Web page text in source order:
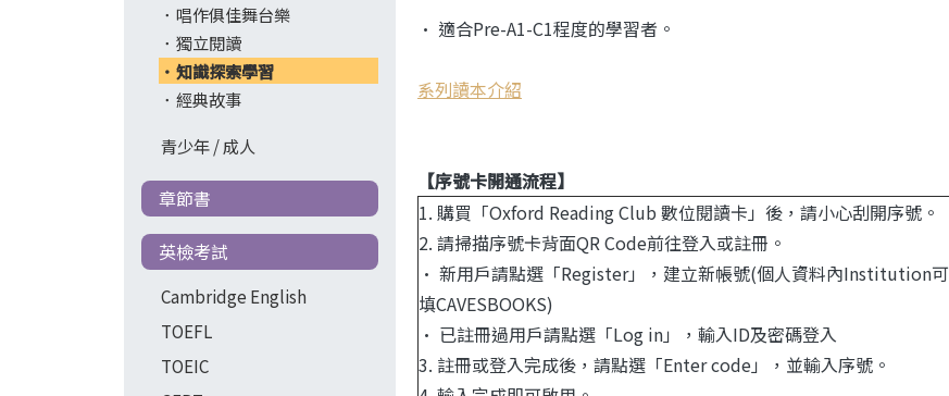
唱作俱佳舞台樂
獨立閱讀
知識探索學習
經典故事
青少年 / 成人
章節書
英檢考試
Cambridge English
TOEFL
TOEIC
• 適合Pre-A1-C1程度的學習者。
系列讀本介紹
【序號卡開通流程】
1. 購買「Oxford Reading Club 數位閱讀卡」後，請小心刮開序號。
2. 請掃描序號卡背面QR Code前往登入或註冊。
• 新用戶請點選「Register」，建立新帳號(個人資料內Institution可
填CAVESBOOKS)
• 已註冊過用戶請點選「Log in」，輸入ID及密碼登入
3. 註冊或登入完成後，請點選「Enter code」，並輸入序號。